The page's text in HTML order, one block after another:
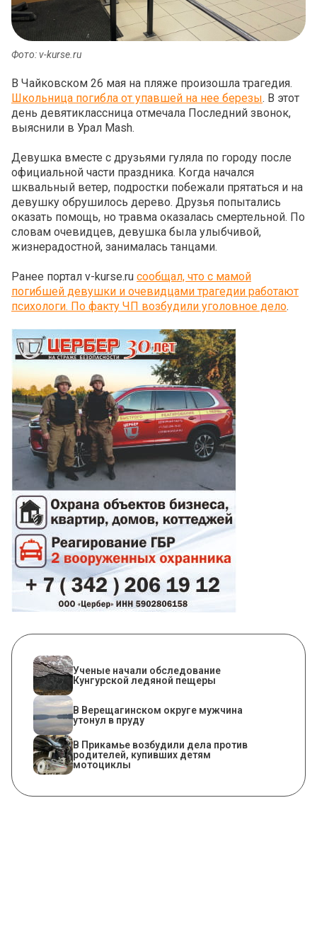
Фото: v-kurse.ru
В Чайковском 26 мая на пляже произошла трагедия.
Школьница погибла от упавшей на нее березы. В этот
день девятиклассница отмечала Последний звонок,
выяснили в Урал Mash.
Девушка вместе с друзьями гуляла по городу после
официальной части праздника. Когда начался
шквальный ветер, подростки побежали прятаться и на
девушку обрушилось дерево. Друзья попытались
оказать помощь, но травма оказалась смертельной. По
словам очевидцев, девушка была улыбчивой,
жизнерадостной, занималась танцами.
Ранее портал v-kurse.ru сообщал, что с мамой
погибшей девушки и очевидцами трагедии работают
психологи. По факту ЧП возбудили уголовное дело.
Ученые начали обследование
Кунгурской ледяной пещеры
В Верещагинском округе мужчина
утонул в пруду
В Прикамье возбудили дела против
родителей, купивших детям
мотоциклы